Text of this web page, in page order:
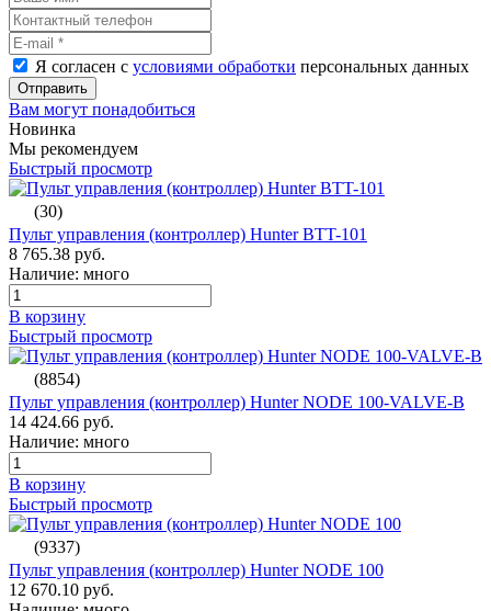
Я согласен с условиями обработки персональных данных
Отправить
Вам могут понадобиться
Новинка
Мы рекомендуем
Быстрый просмотр
(30)
Пульт управления (контроллер) Hunter BTT-101
8 765.38 руб.
Наличие: много
В корзину
Быстрый просмотр
(8854)
Пульт управления (контроллер) Hunter NODE 100-VALVE-B
14 424.66 руб.
Наличие: много
В корзину
Быстрый просмотр
(9337)
Пульт управления (контроллер) Hunter NODE 100
12 670.10 руб.